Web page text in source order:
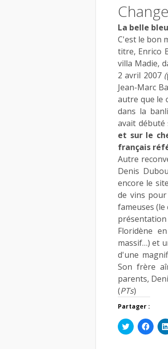
La belle
C'est le bon
titre, Enrico
villa Madie,
2 avril 2007 (
Jean-Marc
autre que le
dans la
avait débuté
et sur le
français
Autre
Denis
encore le
de vins
fameuses
présentation
Floridène
massif…) et
d'une
Son frère
parents,
(PTs)
Partager :
Cliquez
pour pour